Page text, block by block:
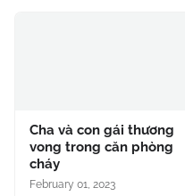
Cha và con gái thương
vong trong căn phòng
cháy
February 01, 2023